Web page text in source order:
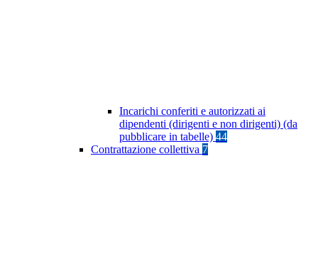
Incarichi conferiti e autorizzati ai
dipendenti (dirigenti e non dirigenti) (da
pubblicare in tabelle) 44
Contrattazione collettiva 7